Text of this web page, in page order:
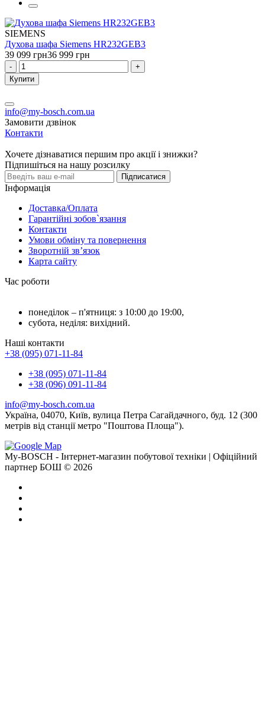
SIEMENS
Духова шафа Siemens HR232GEB3
39 099 грн36 999 грн
-
+
Купити
info@my-bosch.com.ua
Замовити дзвінок
Контакти
Хочете дізнаватися першим про акції і знижки?
Підпишіться на нашу розсилку
Підписатися
Інформація
Доставка/Оплата
Гарантійні зобов`язання
Контакти
Умови обміну та повернення
Зворотній зв’язок
Карта сайту
Час роботи
понеділок – п'ятниця: з 10:00 до 19:00,
субота, неділя: вихідний.
Наші контакти
+38 (095) 071-11-84
+38 (095) 071-11-84
+38 (096) 091-11-84
info@my-bosch.com.ua
Україна, 04070, Київ, вулица Петра Сагайдачного, буд. 12 (300
метрів від станції метро "Поштова Площа").
My-BOSCH - Інтернет-магазин побутової техніки | Офіційний
партнер БОШ © 2026